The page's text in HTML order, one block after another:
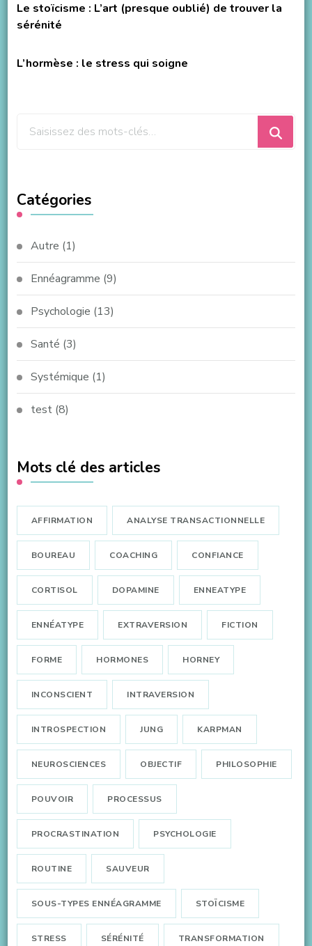
Le stoïcisme : L’art (presque oublié) de trouver la
sérénité
L’hormèse : le stress qui soigne
?
Catégories
Autre (1)
Ennéagramme (9)
Psychologie (13)
Santé (3)
Systémique (1)
test(8)
Mots clé des articles
AFFIRMATION ANALYSE TRANSACTIONNELLE
BOUREAU COACHING CONFIANCE
CORTISOL DOPAMINE ENNEATYPE
ENNÉATYPE EXTRAVERSION FICTION
FORME HORMONES HORNEY
INCONSCIENT INTRAVERSION
INTROSPECTION JUNG KARPMAN
NEUROSCIENCES OBJECTIF PHILOSOPHIE
POUVOIR PROCESSUS
PROCRASTINATION PSYCHOLOGIE
ROUTINE SAUVEUR
SOUS-TYPES ENNÉAGRAMME STOÏCISME
STRESS SÉRÉNITÉ TRANSFORMATION